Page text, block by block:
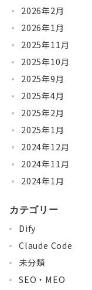
2026年2月
2026年1月
2025年11月
2025年10月
2025年9月
2025年4月
2025年2月
2025年1月
2024年12月
2024年11月
2024年1月
カテゴリー
Dify
Claude Code
未分類
SEO・MEO